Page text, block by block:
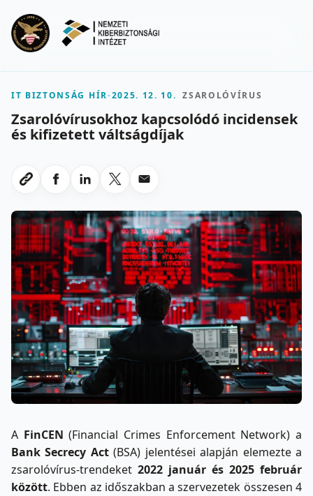
IT BIZTONSÁG HÍR-2025. 12. 10. ZSAROLÓVÍRUS
Zsarolóvírusokhoz kapcsolódó incidensek
és kifizetett váltságdíjak
Link masolasa
Megosztas Facebookon
Megosztas LinkedInen
Megosztas X-en
Megosztas emailben
A FinCEN (Financial Crimes Enforcement Network) a
Bank Secrecy Act(BSA) jelentései alapján elemezte a
zsarolóvírus-trendeket 2022 január és 2025 február
között. Ebben az időszakban a szervezetek összesen 4